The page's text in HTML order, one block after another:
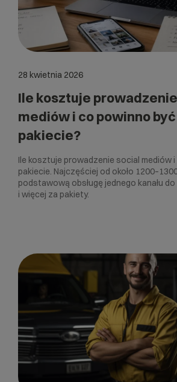
28 kwietnia 2026
Ile kosztuje
mediów i co powinno
pakiecie?
Ile kosztuje prowadzenie social mediów
pakiecie. Najczęściej od około
podstawową obsługę jednego kanału do
i więcej za pakiety.